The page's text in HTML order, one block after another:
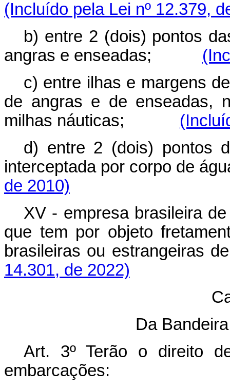
(Incluído pela Lei nº 12.379,
b) entre 2 (dois) pontos
angras e enseadas;
c) entre ilhas e margens
de angras e de enseadas,
milhas náuticas;
d) entre 2 (dois) pontos
interceptada por corpo
de 2010)
XV - empresa brasileira
que tem por objeto
brasileiras ou estrangeiras
14.301, de 2022)
Da
Art. 3º Terão o direito
embarcações: